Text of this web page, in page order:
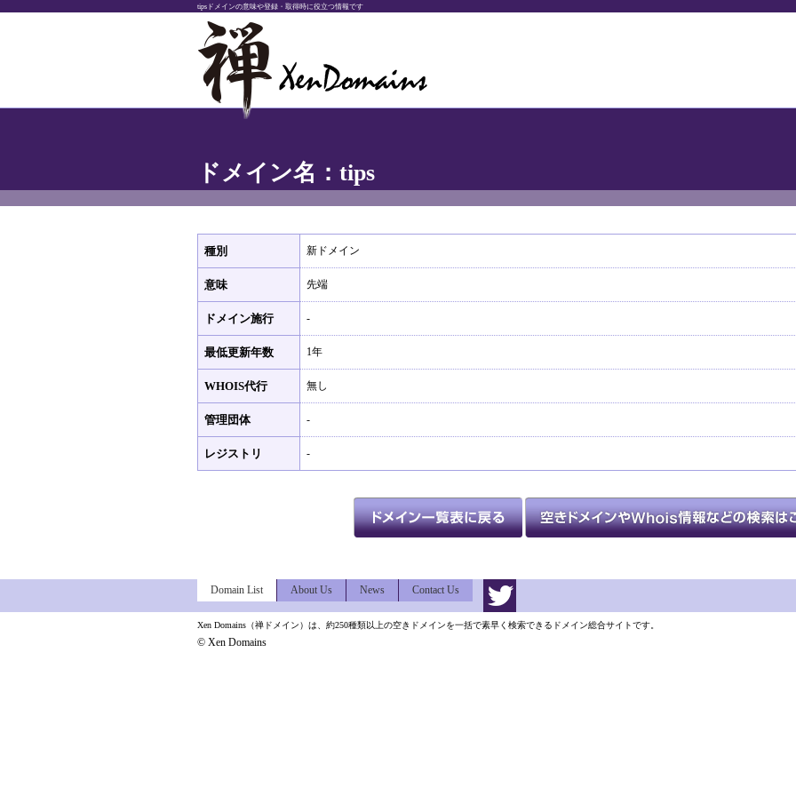
tipsドメインの意味や登録・取得時に役立つ情報です
ドメイン名：tips
種別 新ドメイン
意味 先端
ドメイン施行 -
最低更新年数 1年
WHOIS代行 無し
管理団体 -
レジストリ -
Domain List About Us News Contact Us
Xen Domains（禅ドメイン）は、約250種類以上の空きドメインを一括で素早く検索できるドメイン総合サイトです。
© Xen Domains